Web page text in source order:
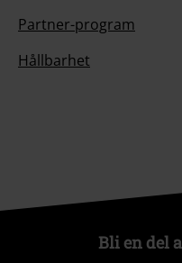
Partner-program
Hållbarhet
Bli en del